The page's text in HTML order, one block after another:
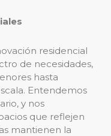
residencial
de necesidades,
hasta
Entendemos
y nos
que reflejen
mantienen la